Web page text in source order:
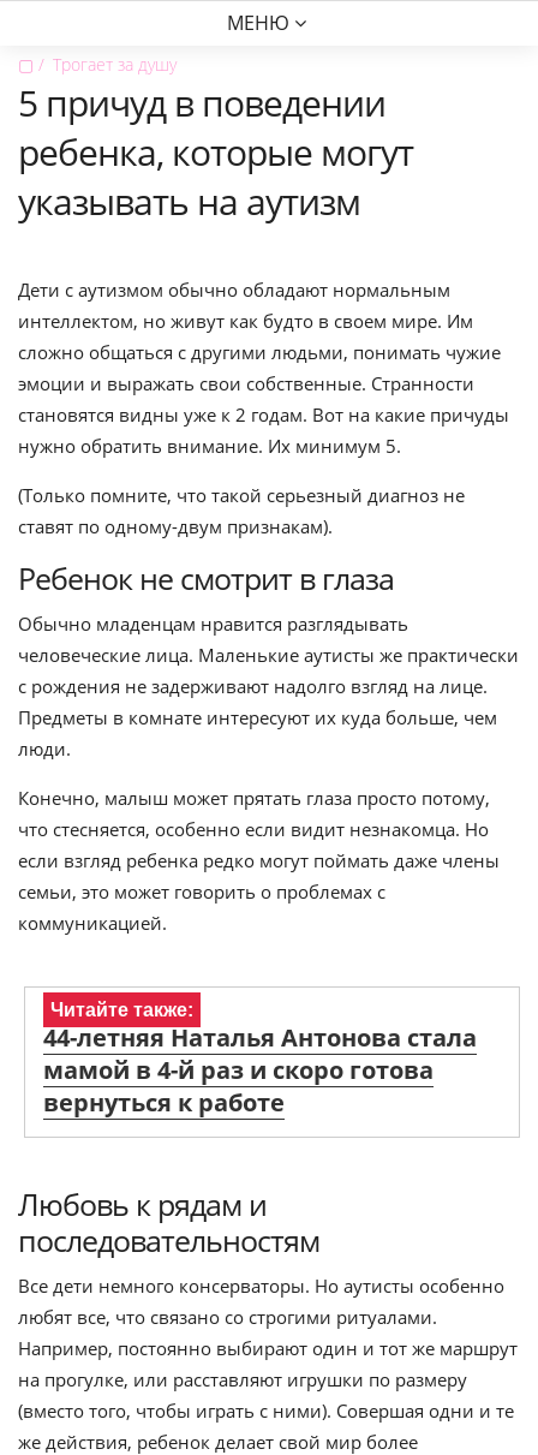
МЕНЮ
▢ Трогает за душу
5 причуд в поведении
ребенка, которые могут
указывать на аутизм
Дети с аутизмом обычно обладают нормальным
интеллектом, но живут как будто в своем мире. Им
сложно общаться с другими людьми, понимать чужие
эмоции и выражать свои собственные. Странности
становятся видны уже к 2 годам. Вот на какие причуды
нужно обратить внимание. Их минимум 5.
(Только помните, что такой серьезный диагноз не
ставят по одному-двум признакам).
Ребенок не смотрит в глаза
Обычно младенцам нравится разглядывать
человеческие лица. Маленькие аутисты же практически
с рождения не задерживают надолго взгляд на лице.
Предметы в комнате интересуют их куда больше, чем
люди.
Конечно, малыш может прятать глаза просто потому,
что стесняется, особенно если видит незнакомца. Но
если взгляд ребенка редко могут поймать даже члены
семьи, это может говорить о проблемах с
коммуникацией.
Читайте также:
44-летняя Наталья Антонова стала
мамой в 4-й раз и скоро готова
вернуться к работе
Любовь к рядам и
последовательностям
Все дети немного консерваторы. Но аутисты особенно
любят все, что связано со строгими ритуалами.
Например, постоянно выбирают один и тот же маршрут
на прогулке, или расставляют игрушки по размеру
(вместо того, чтобы играть с ними). Совершая одни и те
же действия, ребенок делает свой мир более